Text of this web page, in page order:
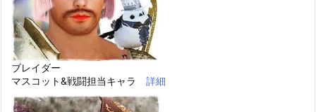
ブレイダー
マスコット&戦闘担当キャラ 詳細